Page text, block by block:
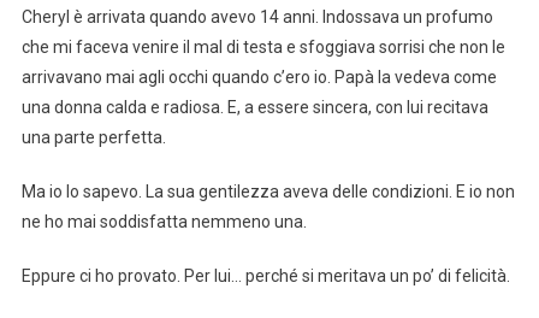
Cheryl è arrivata quando avevo 14 anni. Indossava un profumo
che mi faceva venire il mal di testa e sfoggiava sorrisi che non le
arrivavano mai agli occhi quando c’ero io. Papà la vedeva come
una donna calda e radiosa. E, a essere sincera, con lui recitava
una parte perfetta.
Ma io lo sapevo. La sua gentilezza aveva delle condizioni. E io non
ne ho mai soddisfatta nemmeno una.
Eppure ci ho provato. Per lui… perché si meritava un po’ di felicità.